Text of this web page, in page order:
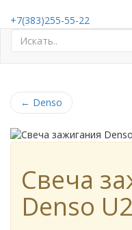
+7(383)255-55-22
← Denso
Свеча
Denso